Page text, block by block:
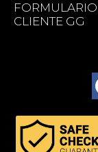
CLIENTE GG